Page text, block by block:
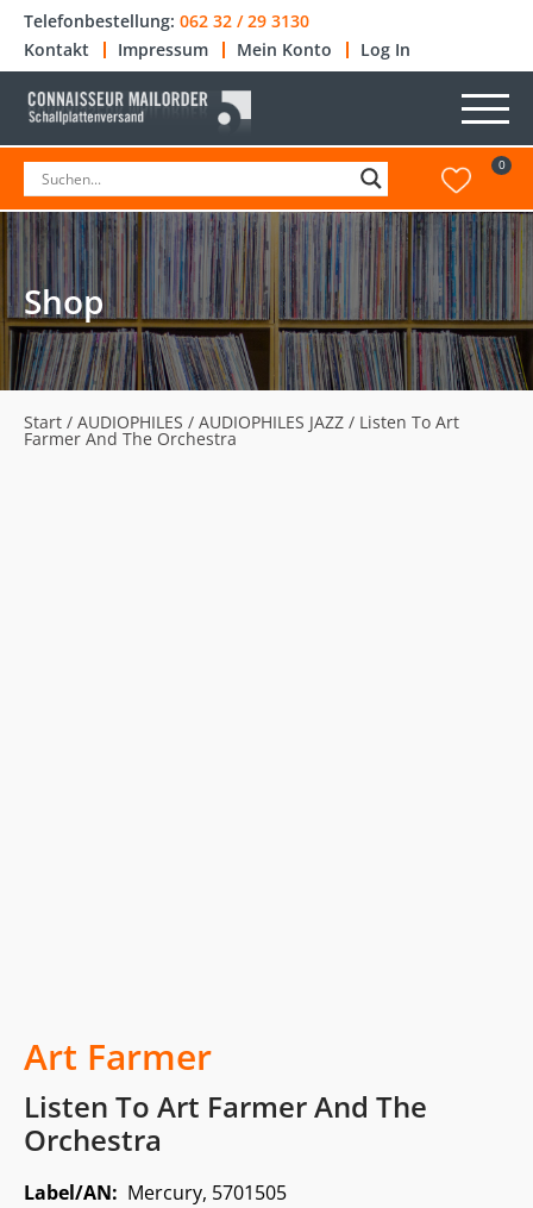
Telefonbestellung: 062 32 / 29 3130
Kontakt
Impressum Mein Konto Log In
0
Shop
Start / AUDIOPHILES / AUDIOPHILES JAZZ / Listen To Art
Farmer And The Orchestra
Art Farmer
Listen To Art Farmer And The
Orchestra
Label/AN: Mercury, 5701505